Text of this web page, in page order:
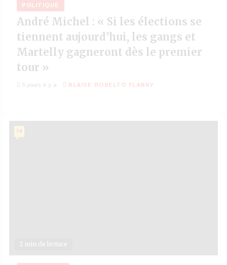
POLITIQUE
André Michel : « Si les élections se
tiennent aujourd’hui, les gangs et
Martelly gagneront dès le premier
tour »
5 jours il y a BLAISE ROBELTO FLANKY
2 min de lecture
14